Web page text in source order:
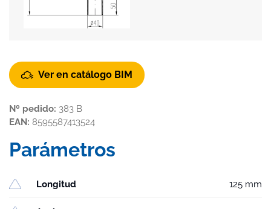
Ver en catálogo BIM
Nº pedido: 383 B
EAN: 8595587413524
Parámetros
Longitud 125 mm